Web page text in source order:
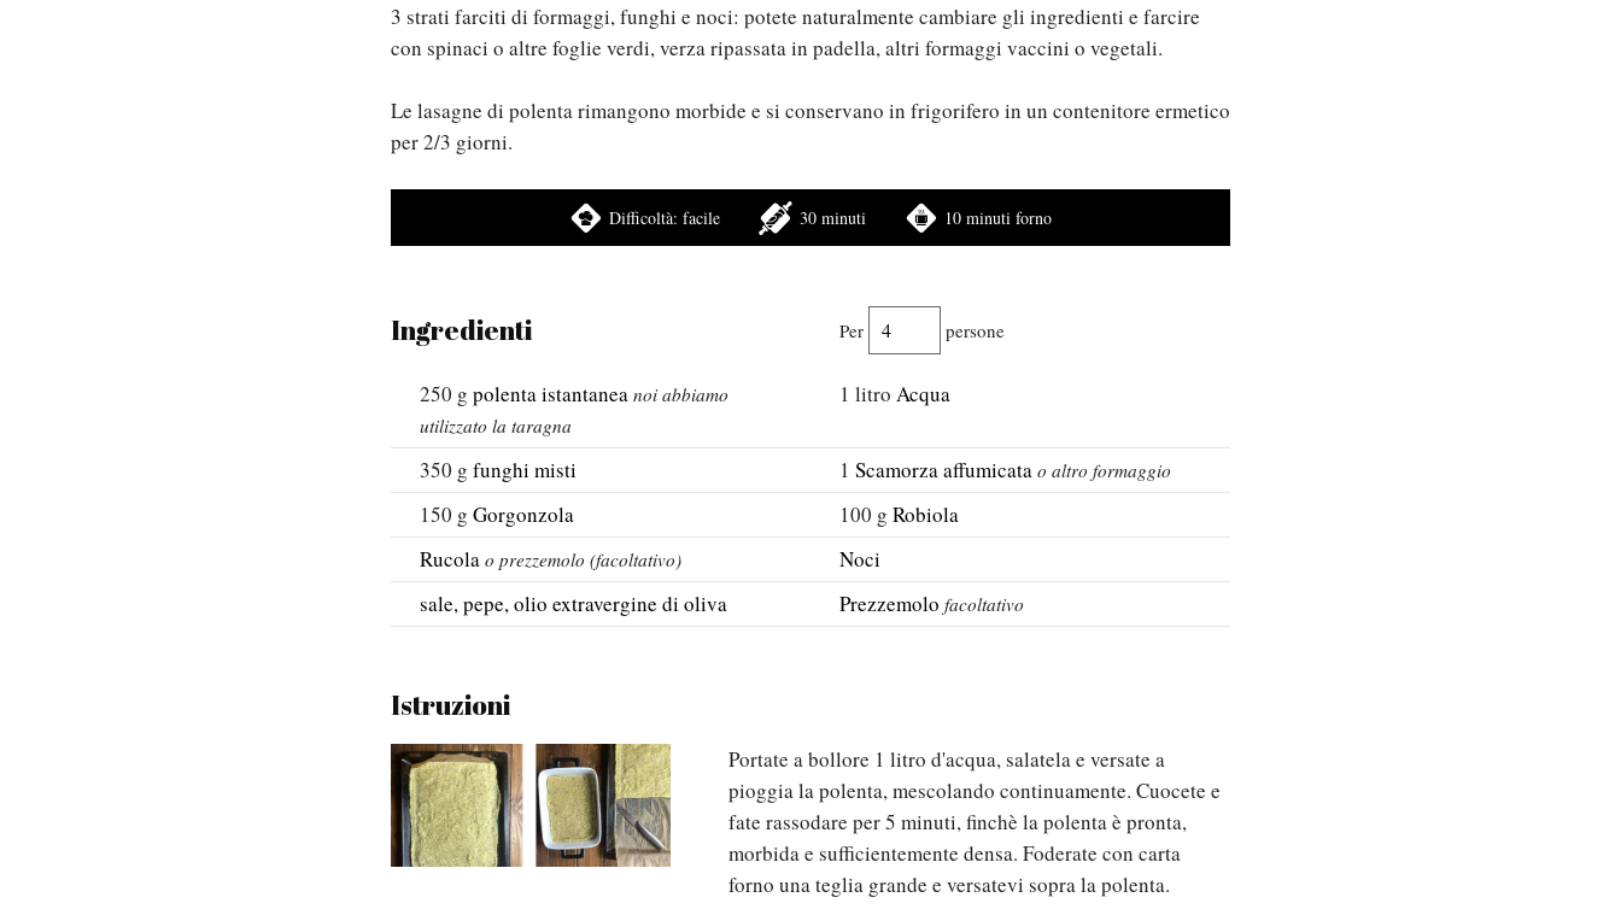
3 strati farciti di formaggi, funghi e noci: potete naturalmente cambiare gli ingredienti e farcire
con spinaci o altre foglie verdi, verza ripassata in padella, altri formaggi vaccini o vegetali.
Le lasagne di polenta rimangono morbide e si conservano in frigorifero in un contenitore ermetico
per 2/3 giorni.
Difficoltà:facile 30 minuti 10 minuti forno
Ingredienti Per persone
250 g polenta istantanea noi abbiamo
utilizzato la taragna
1 litro Acqua
350 g funghi misti 1 Scamorza affumicata o altro formaggio
150 g Gorgonzola 100 g Robiola
Rucola o prezzemolo (facoltativo)
Noci
sale, pepe, olio extravergine di oliva
Prezzemolo facoltativo
Istruzioni
Portate a bollore 1 litro d'acqua, salatela e versate a
pioggia la polenta, mescolando continuamente. Cuocete e
fate rassodare per 5 minuti, finchè la polenta è pronta,
morbida e sufficientemente densa. Foderate con carta
forno una teglia grande e versatevi sopra la polenta.